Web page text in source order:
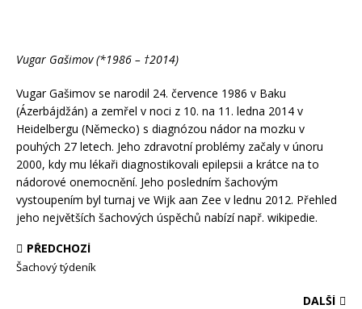
Vugar Gašimov (*1986 – †2014)
Vugar Gašimov se narodil 24. července 1986 v Baku
(Ázerbájdžán) a zemřel v noci z 10. na 11. ledna 2014 v
Heidelbergu (Německo) s diagnózou nádor na mozku v
pouhých 27 letech. Jeho zdravotní problémy začaly v únoru
2000, kdy mu lékaři diagnostikovali epilepsii a krátce na to
nádorové onemocnění. Jeho posledním šachovým
vystoupením byl turnaj ve Wijk aan Zee v lednu 2012. Přehled
jeho největších šachových úspěchů nabízí např. wikipedie.
PŘEDCHOZÍ
Šachový týdeník
DALŠÍ